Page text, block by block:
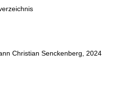
Christian Senckenberg, 2024